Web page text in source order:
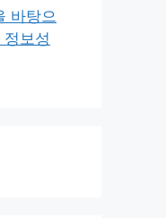
바탕으
보성